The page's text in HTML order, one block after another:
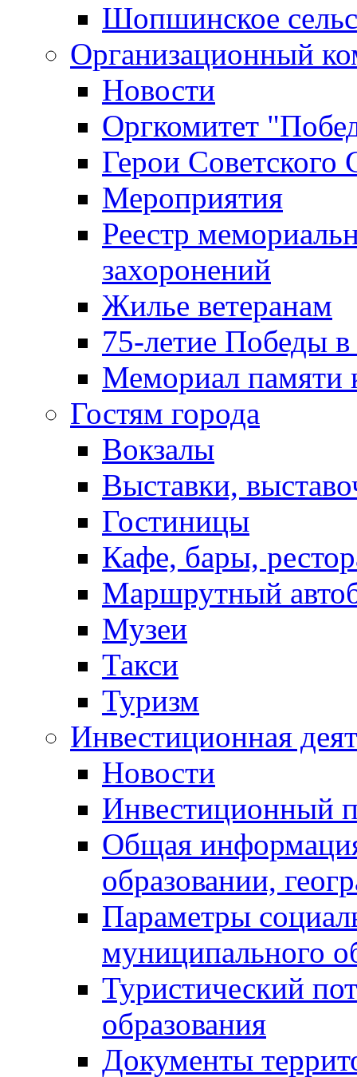
Шопшинское
Организационный
Новости
Оргкомитет
Герои Советского
Мероприятия
Реестр
захоронений
Жилье ветеранам
75-летие Победы
Мемориал памяти
Гостям города
Вокзалы
Выставки,
Гостиницы
Кафе, бары,
Маршрутный
Музеи
Такси
Туризм
Инвестиционная
Новости
Инвестиционный
Общая
образовании,
Параметры
муниципального
Туристический
образования
Документы